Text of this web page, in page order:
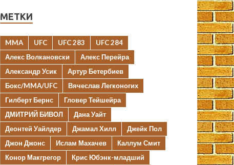
МЕТКИ
MMA UFC UFC 283
UFC 284
Алекс Волкановски
Алекс Перейра
Александр Усик
Артур Бетербиев
Бокс/MMA/UFC
Вячеслав Легконогих
Гилберт Бернс
Гловер Тейшейра
ДМИТРИЙ БИВОЛ
Дана Уайт
Деонтей Уайлдер
Джамал Хилл
Джейк Пол
Джон Джонс
Ислам Махачев
Каллум Смит
Конор Макгрегор
Крис Юбэнк-младший